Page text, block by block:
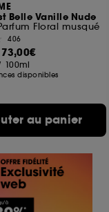
Belle Vanille Nude
Floral musqué
406
73,00€
100ml
disponibles
au panier